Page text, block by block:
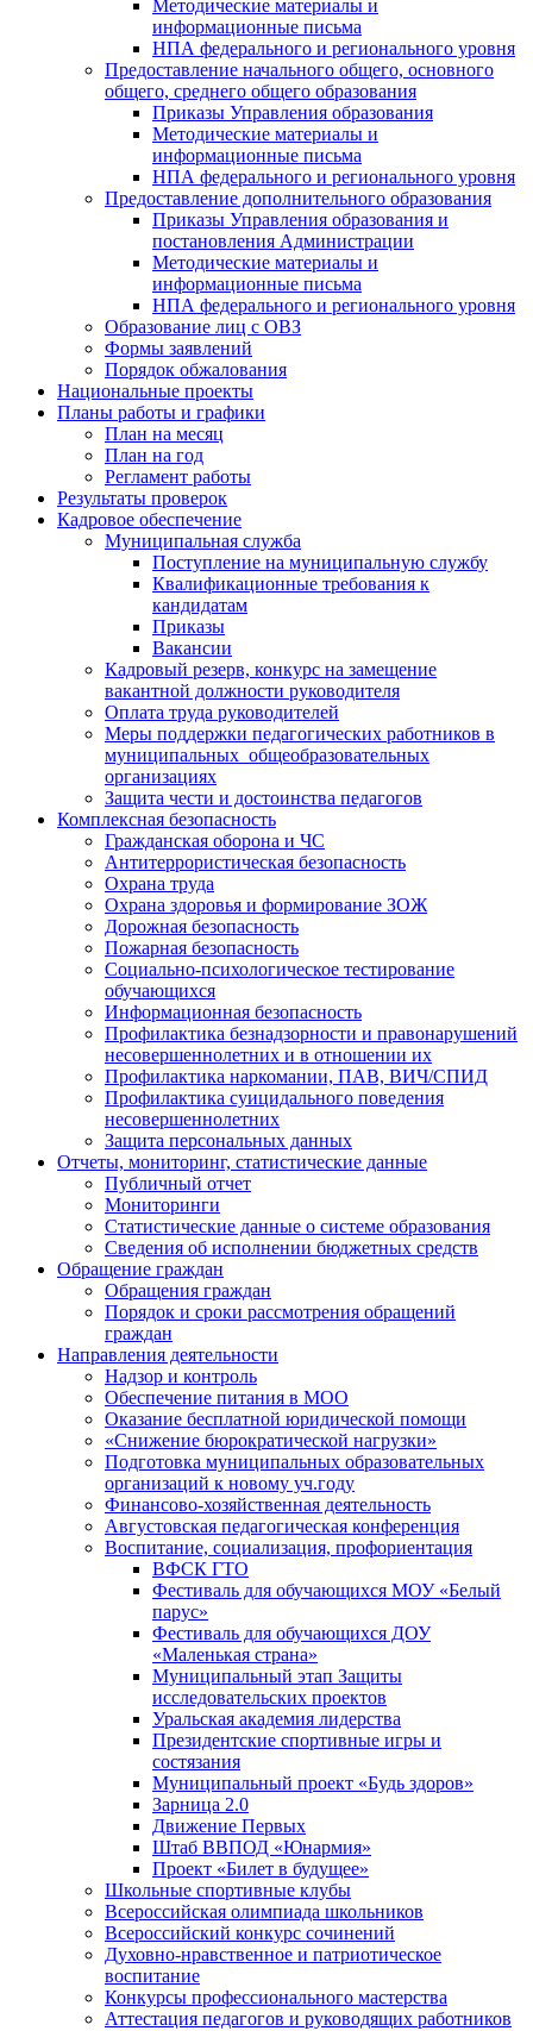
Методические материалы и
информационные письма
НПА федерального и регионального уровня
Предоставление начального общего, основного
общего, среднего общего образования
Приказы Управления образования
Методические материалы и
информационные письма
НПА федерального и регионального уровня
Предоставление дополнительного образования
Приказы Управления образования и
постановления Администрации
Методические материалы и
информационные письма
НПА федерального и регионального уровня
Образование лиц с ОВЗ
Формы заявлений
Порядок обжалования
Национальные проекты
Планы работы и графики
План на месяц
План на год
Регламент работы
Результаты проверок
Кадровое обеспечение
Муниципальная служба
Поступление на муниципальную службу
Квалификационные требования к
кандидатам
Приказы
Вакансии
Кадровый резерв, конкурс на замещение
вакантной должности руководителя
Оплата труда руководителей
Меры поддержки педагогических работников в
муниципальных общеобразовательных
организациях
Защита чести и достоинства педагогов
Комплексная безопасность
Гражданская оборона и ЧС
Антитеррористическая безопасность
Охрана труда
Охрана здоровья и формирование ЗОЖ
Дорожная безопасность
Пожарная безопасность
Социально-психологическое тестирование
обучающихся
Информационная безопасность
Профилактика безнадзорности и правонарушений
несовершеннолетних и в отношении их
Профилактика наркомании, ПАВ, ВИЧ/СПИД
Профилактика суицидального поведения
несовершеннолетних
Защита персональных данных
Отчеты, мониторинг, статистические данные
Публичный отчет
Мониторинги
Статистические данные о системе образования
Сведения об исполнении бюджетных средств
Обращение граждан
Обращения граждан
Порядок и сроки рассмотрения обращений
граждан
Направления деятельности
Надзор и контроль
Обеспечение питания в МОО
Оказание бесплатной юридической помощи
«Снижение бюрократической нагрузки»
Подготовка муниципальных образовательных
организаций к новому уч.году
Финансово-хозяйственная деятельность
Августовская педагогическая конференция
Воспитание, социализация, профориентация
ВФСК ГТО
Фестиваль для обучающихся МОУ «Белый
парус»
Фестиваль для обучающихся ДОУ
«Маленькая страна»
Муниципальный этап Защиты
исследовательских проектов
Уральская академия лидерства
Президентские спортивные игры и
состязания
Муниципальный проект «Будь здоров»
Зарница 2.0
Движение Первых
Штаб ВВПОД «Юнармия»
Проект «Билет в будущее»
Школьные спортивные клубы
Всероссийская олимпиада школьников
Всероссийский конкурс сочинений
Духовно-нравственное и патриотическое
воспитание
Конкурсы профессионального мастерства
Аттестация педагогов и руководящих работников